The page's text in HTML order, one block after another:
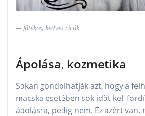
Játékos, kedves cicák
Ápolása, kozmetika
Sokan gondolhatják azt, hogy a
macska esetében sok időt kell
ápolásra, pedig nem. Ez azért van,